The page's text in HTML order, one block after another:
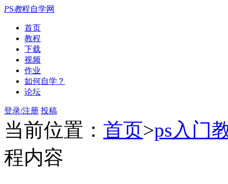
PS教程自学网
首页
教程
下载
视频
作业
如何自学？
论坛
登录/注册 投稿
当前位置： 首页>ps入门
程内容